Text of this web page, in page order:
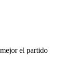
el partido